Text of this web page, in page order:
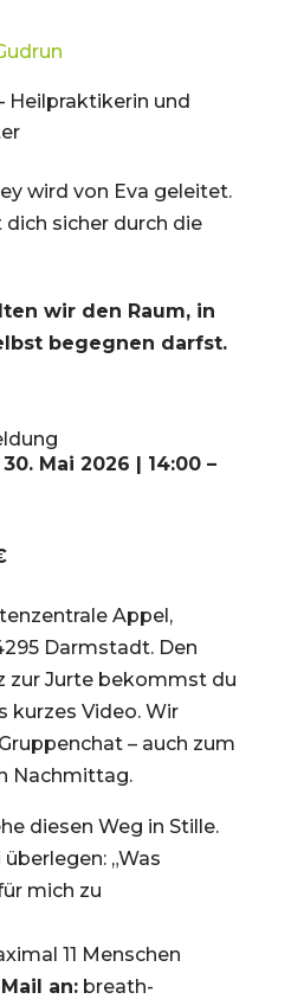
Heilpraktikerin und
wird von Eva geleitet.
sicher durch die
wir den Raum, in
begegnen darfst.
Mai 2026 | 14:00 –
Appel,
Darmstadt. Den
zur Jurte bekommst du
kurzes Video. Wir
– auch zum
Nachmittag.
diesen Weg in Stille.
„Was
mich zu
11 Menschen
an:breath-